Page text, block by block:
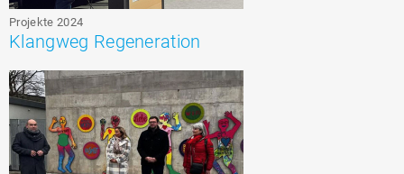
Projekte 2024
Klangweg Regeneration